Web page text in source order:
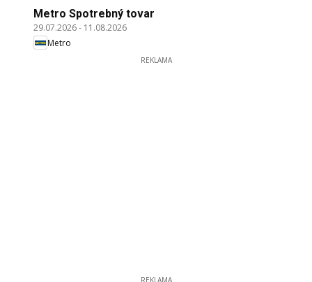
Metro Spotrebný tovar
29.07.2026- 11.08.2026
Metro
REKLAMA